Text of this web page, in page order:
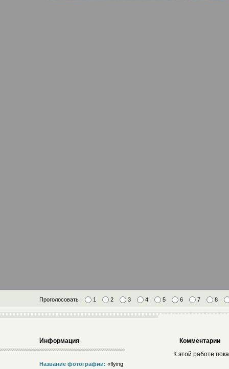
Проголосовать 1 2 3 4 5 6 7 8
Информация
Название фотографии: «flying
Комментарии
К этой работе